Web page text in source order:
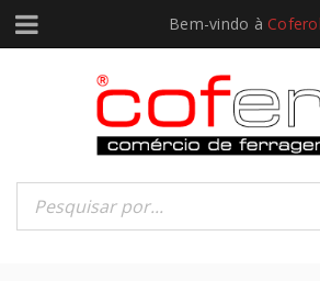
Bem-vindo à Coferol